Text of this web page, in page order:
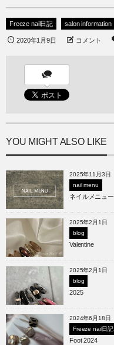
Freeze nail日記 salon information
2020年1月9日 コメント
YOU MIGHT ALSO LIKE
2025年11月3日
nail menu
ネイルメニュー
2025年2月1日
blog
Valentine
2025年2月1日
blog
2025
2024年6月18日
Freeze nail日記
Foot 2024